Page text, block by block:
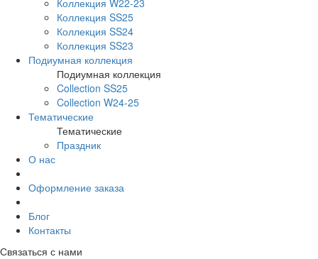
Коллекция W22-23
Коллекция SS25
Коллекция SS24
Коллекция SS23
Подиумная коллекция
Подиумная коллекция
Collection SS25
Collection W24-25
Тематические
Тематические
Праздник
О нас
Оформление заказа
Блог
Контакты
Связаться с нами